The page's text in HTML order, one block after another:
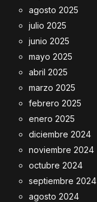
agosto 2025
julio 2025
junio 2025
mayo 2025
abril 2025
marzo 2025
febrero 2025
enero 2025
diciembre 2024
noviembre 2024
octubre 2024
septiembre 2024
agosto 2024